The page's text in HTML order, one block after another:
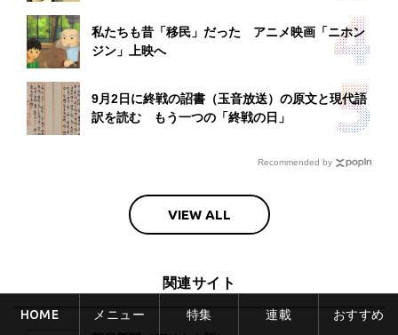
私たちも昔「移民」だった アニメ映画「ニホン
ジン」上映へ
9月2日に終戦の詔書（玉音放送）の原文と現代語
訳を読む もう一つの「終戦の日」
Recommended by
VIEW ALL
関連サイト
HOME メニュー 特集 連載 おすすめ